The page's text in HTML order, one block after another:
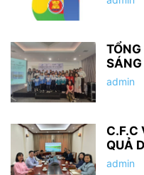
SÁNG
admin
C.F.C
QUẢ
admin